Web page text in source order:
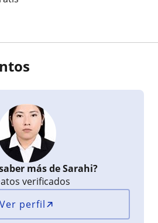
más de Sarahi?
verificados
Ver perfil